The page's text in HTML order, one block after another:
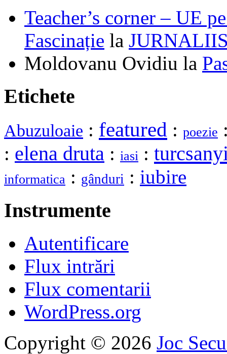
Teacher’s corner – UE
Fascinație la
Moldovanu Ovidiu la
Etichete
Abuzuloaie : featured : poezie
: elena druta : iasi :
informatica : gânduri : iubire
Instrumente
Autentificare
Flux intrări
Flux comentarii
WordPress.org
Copyright © 2026 Joc